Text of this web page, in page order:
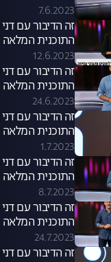
7.6.2023
התוכנית המלאה
12.6.2023
התוכנית המלאה
24.6.2023
התוכנית המלאה
1.7.2023
התוכנית המלאה
8.7.2023
התוכנית המלאה
24.7.2023